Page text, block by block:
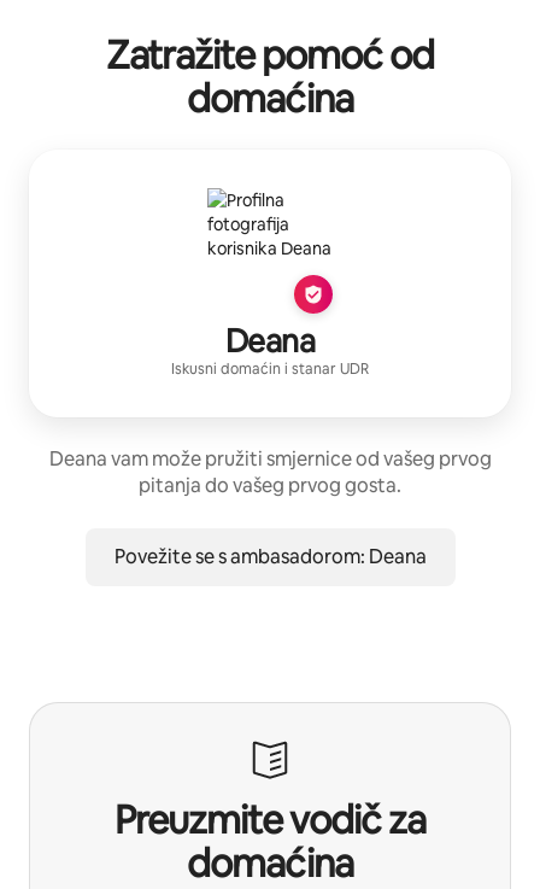
Zatražite pomoć od
domaćina
Deana
Iskusni domaćin i stanarUDR
Deana vam može pružiti smjernice od vašeg prvog
pitanja do vašeg prvog gosta.
Povežite se s ambasadorom: Deana
Preuzmite vodič za
domaćina